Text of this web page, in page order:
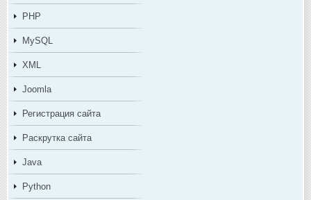
PHP
MySQL
XML
Joomla
Регистрация сайта
Раскрутка сайта
Java
Python